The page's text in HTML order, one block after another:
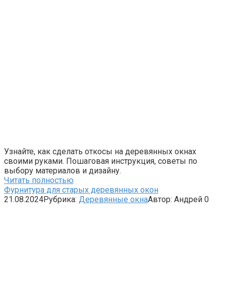
Узнайте, как сделать откосы на деревянных окнах
своими руками. Пошаговая инструкция, советы по
выбору материалов и дизайну.
Читать полностью
Фурнитура для старых деревянных окон
21.08.2024Рубрика: Деревянные окнаАвтор: Андрей 0